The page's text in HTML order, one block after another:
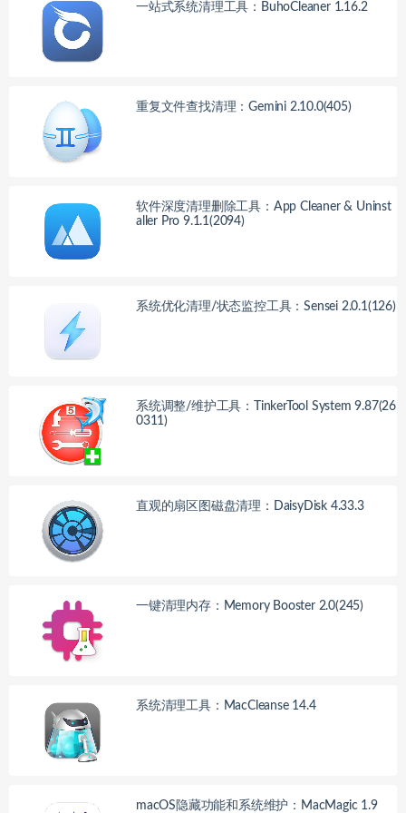
一站式系统清理工具：BuhoCleaner 1.16.2
重复文件查找清理：Gemini 2.10.0(405)
软件深度清理删除工具：App Cleaner & Uninst
aller Pro 9.1.1(2094)
系统优化清理/状态监控工具：Sensei 2.0.1(126)
系统调整/维护工具：TinkerTool System 9.87(26
0311)
直观的扇区图磁盘清理：DaisyDisk 4.33.3
一键清理内存：Memory Booster 2.0(245)
系统清理工具：MacCleanse 14.4
macOS隐藏功能和系统维护：MacMagic 1.9